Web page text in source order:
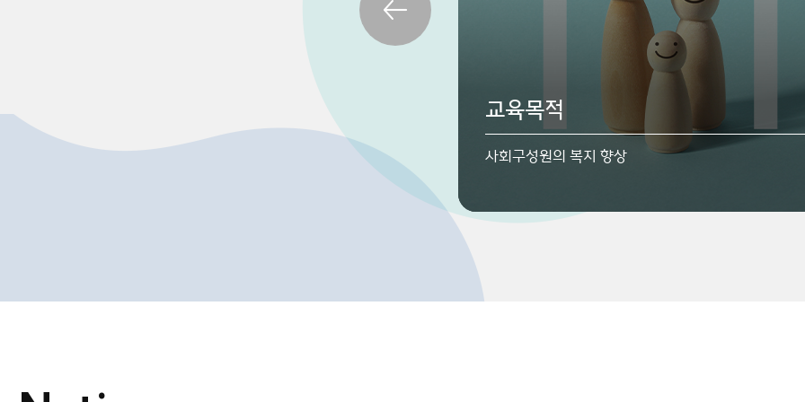
이상적 사회추구를 구체화시키려는 과학적이고 체계
학문
비전
Better Life, Better Society
교육목적
사회구성원의 복지 향상